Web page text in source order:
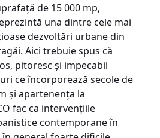
de 15 000 mp,
una dintre cele mai
dezvoltări urbane din
Aici trebuie spus că
pitoresc și impecabil
ce încorporează secole de
și apartenența la
fac ca intervențiile
contemporane în